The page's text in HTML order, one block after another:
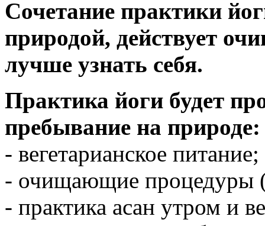
Сочетание практики
природой, действует
лучше узнать себя.
Практика йоги будет
пребывание на природе:
- вегетарианское питание;
- очищающие процедуры
- практика асан утром и